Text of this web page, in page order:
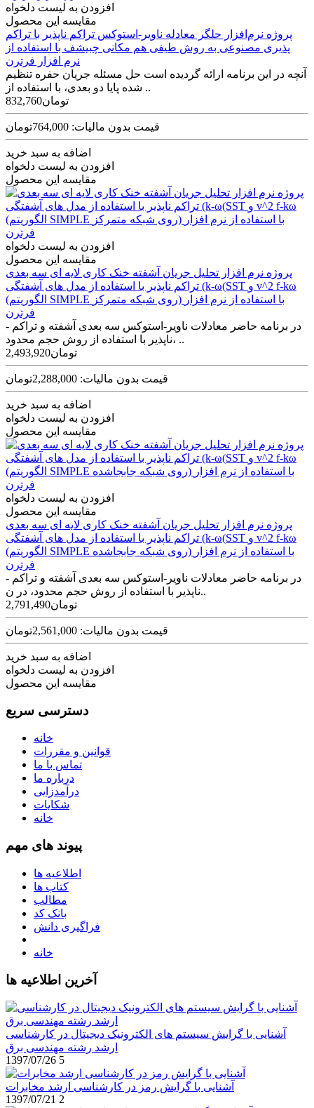
افزودن به لیست دلخواه
مقایسه این محصول
پروژه نرم‌افزار حلگر معادله ناویر-استوکس تراکم ناپذیر با تراکم
پذیری مصنوعی به روش طیفی هم مکانی چبیشف با استفاده از
نرم افزار فرترن
آنچه در این برنامه ارائه گردیده است حل مسئله جریان حفره تنظیم‌
شده پایا دو بعدی، با استفاده از ..
832,760تومان
قیمت بدون مالیات: 764,000تومان
اضافه به سبد خرید
افزودن به لیست دلخواه
مقایسه این محصول
افزودن به لیست دلخواه
مقایسه این محصول
پروژه نرم افزار تحلیل جریان آشفته خنک کاری لایه ای سه بعدی
تراکم ناپذیر با استفاده از مدل های آشفتگی (k-ω(SST و v^2 f-kω
(الگوریتم SIMPLE روی شبکه متمرکز) با استفاده از نرم افزار
فرترن
در برنامه حاضر معادلات ناویر-استوکس سه ­بعدی آشفته و تراکم ­
ناپذیر با استفاده از روش حجم محدود، ..
2,493,920تومان
قیمت بدون مالیات: 2,288,000تومان
اضافه به سبد خرید
افزودن به لیست دلخواه
مقایسه این محصول
افزودن به لیست دلخواه
مقایسه این محصول
پروژه نرم افزار تحلیل جریان آشفته خنک کاری لایه ای سه بعدی
تراکم ناپذیر با استفاده از مدل های آشفتگی (k-ω(SST و v^2 f-kω
(الگوریتم SIMPLE روی شبکه جابجاشده) با استفاده از نرم افزار
فرترن
در برنامه حاضر معادلات ناویر-استوکس سه­ بعدی آشفته و تراکم ­
ناپذیر با استفاده از روش حجم محدود، در ن..
2,791,490تومان
قیمت بدون مالیات: 2,561,000تومان
اضافه به سبد خرید
افزودن به لیست دلخواه
مقایسه این محصول
دسترسی سریع
خانه
قوانین و مقررات
تماس با ما
درباره ما
درآمدزایی
شکایات
خانه
پیوند های مهم
اطلاعیه ها
کتاب ها
مطالب
بانک کد
فراگیری دانش
خانه
آخرین اطلاعیه ها
آشنایی با گرایش سیستم های الکترونیک دیجیتال در کارشناسی
ارشد رشته مهندسی برق
1397/07/26 5
آشنایی با گرایش رمز در کارشناسی ارشد مخابرات
1397/07/21 2